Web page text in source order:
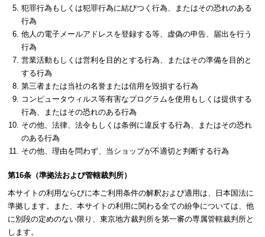
犯罪行為もしくは犯罪行為に結びつく行為、またはその恐れのある
行為
他人の電子メールアドレスを登録する等、虚偽の申告、届出を行う
行為
営業活動もしくは営利を目的とする行為、またはその準備を目的と
する行為
第三者または当社の名誉または信用を毀損する行為
コンピュータウィルス等有害なプログラムを使用もしくは提供する
行為、またはその恐れのある行為
その他、法律、法令もしくは条例に違反する行為、またはその恐れ
のある行為
その他、理由を問わず、当ショップが不適切と判断する行為
第16条（準拠法および管轄裁判所）
本サイトの利用ならびに本ご利用条件の解釈および適用は、日本国法に
準拠します。また、本サイトの利用に関わる全ての紛争については、他
に別段の定めのない限り、東京地方裁判所を第一審の専属管轄裁判所と
します。